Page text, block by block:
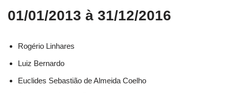
01/01/2013 à 31/12/2016
Rogério Linhares​
Luiz Bernardo​
Euclides Sebastião de Almeida Coelho​